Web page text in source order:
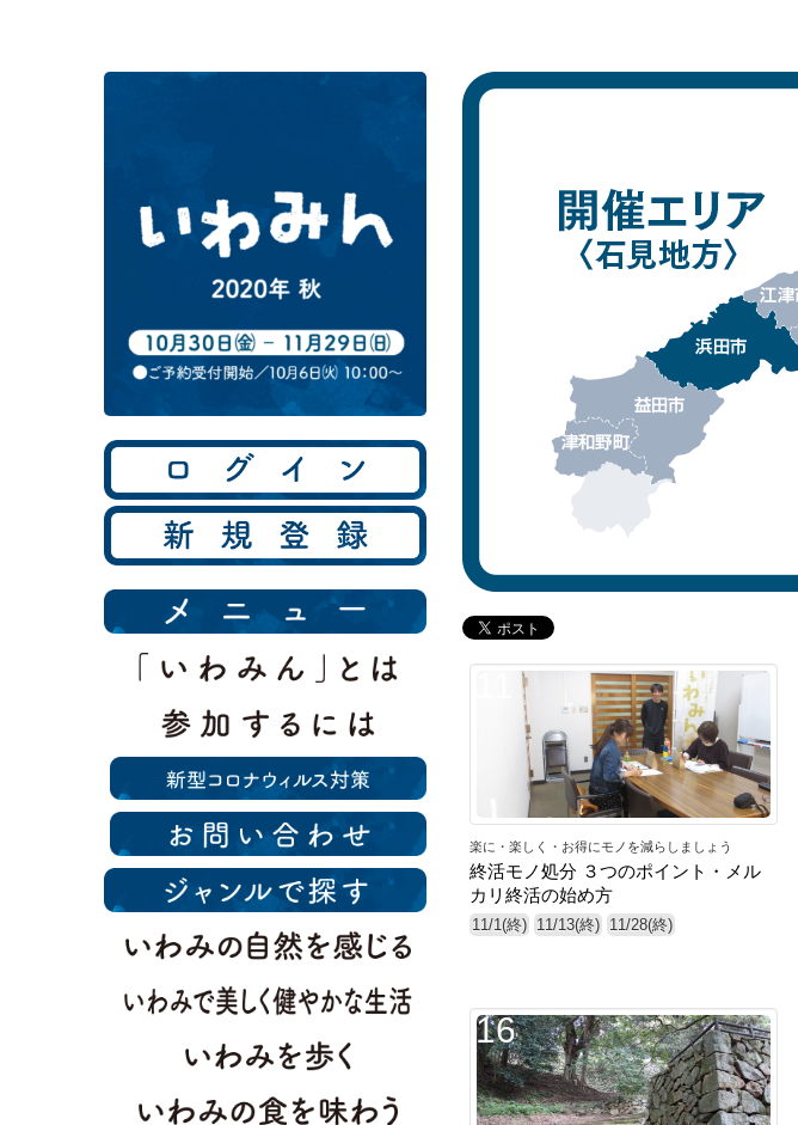
楽に・楽しく・お得にモノを減らしましょう
終活モノ処分 ３つのポイント・メル
カリ終活の始め方
11/1(終) 11/13(終) 11/28(終)
16